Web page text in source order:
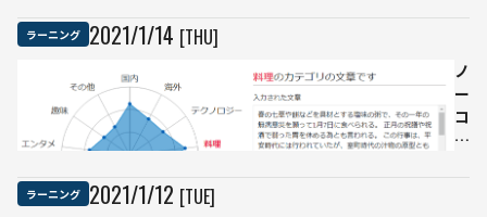
メー
カー
を使
いノ
ラーニング 2021/1/14 [THU]
ノ
ー
コ
ー
ラーニング 2021/1/12 [TUE]